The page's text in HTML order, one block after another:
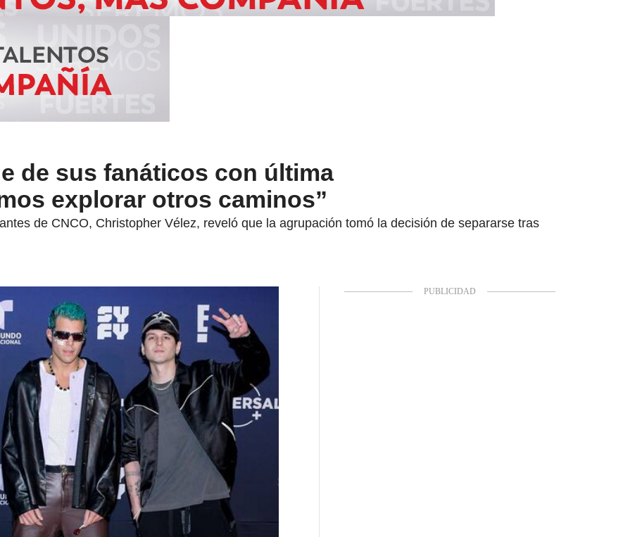
de sus fanáticos con última
explorar otros caminos”
de CNCO, Christopher Vélez, reveló que la agrupación tomó la decisión de separarse tras